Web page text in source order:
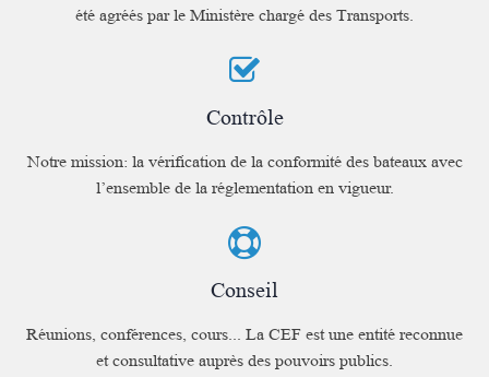
été agréés par le Ministère chargé des Transports.
Contrôle
Notre mission: la vérification de la conformité des bateaux avec
l’ensemble de la réglementation en vigueur.
Conseil
Réunions, conférences, cours... La CEF est une entité reconnue
et consultative auprès des pouvoirs publics.